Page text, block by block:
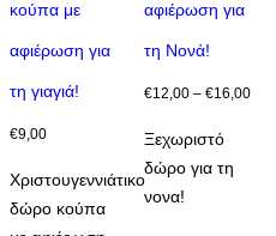
κούπα με
αφιέρωση για
τη γιαγιά!
€9,00
Χριστουγεννιάτικο
δώρο κούπα
πολλαπλές
επιλογές
επιλεγούν
αφιέρωση για
τη Νονά!
€12,00 – €16,00Price
Ξεχωριστό
δώρο για τη
νονα!